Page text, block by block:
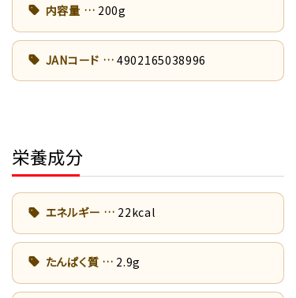
内容量 200g
JANコード 4902165038996
栄養成分
エネルギー 22kcal
たんぱく質 2.9g